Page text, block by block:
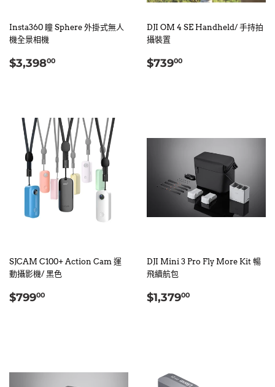
Insta360 瞳 Sphere 外掛式無人
機全景相機
定
$3,39800
DJI OM 4 SE Handheld/ 手持拍
攝裝置
定
$73900
SJCAM C100+ Action Cam 運
動攝影機/ 黑色
定
$79900
DJI Mini 3 Pro Fly More Kit 暢
飛續航包
定
$1,37900